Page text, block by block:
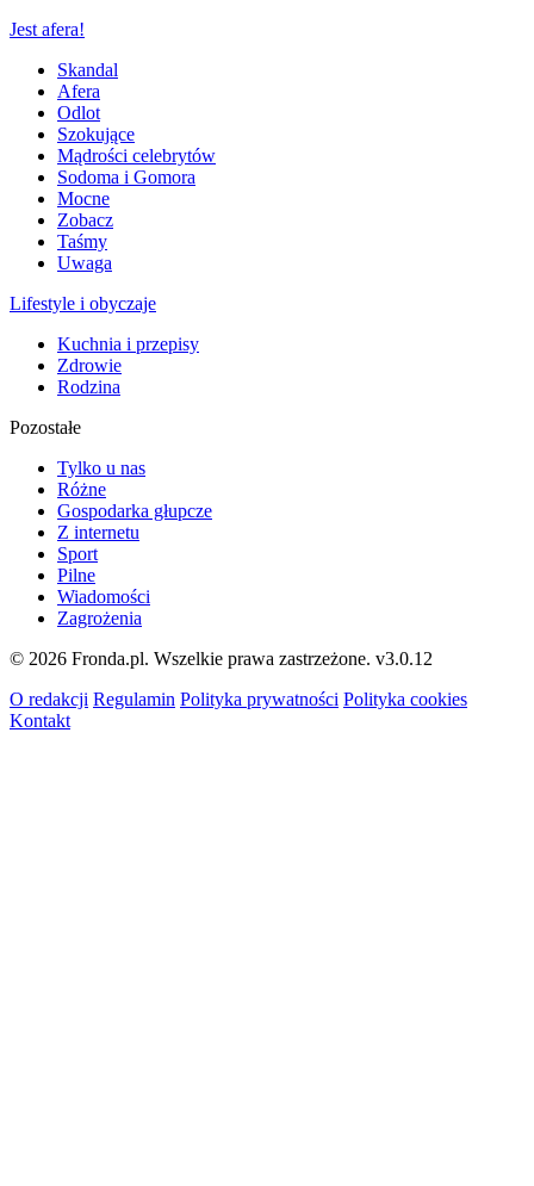
Jest afera!
Skandal
Afera
Odlot
Szokujące
Mądrości celebrytów
Sodoma i Gomora
Mocne
Zobacz
Taśmy
Uwaga
Lifestyle i obyczaje
Kuchnia i przepisy
Zdrowie
Rodzina
Pozostałe
Tylko u nas
Różne
Gospodarka głupcze
Z internetu
Sport
Pilne
Wiadomości
Zagrożenia
© 2026 Fronda.pl. Wszelkie prawa zastrzeżone. v3.0.12
O redakcji Regulamin Polityka prywatności Polityka cookies
Kontakt